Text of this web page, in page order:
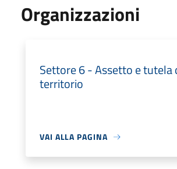
Organizzazioni
Settore 6 - Assetto e tutela
territorio
VAI ALLA PAGINA